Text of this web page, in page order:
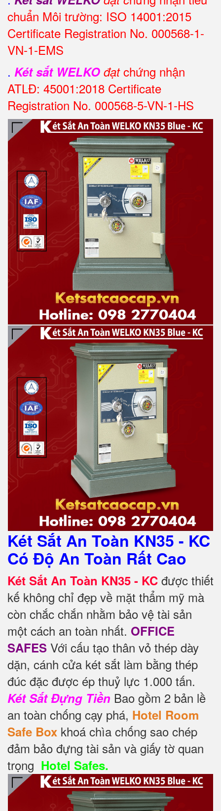
chuẩn Môi trường: ISO 14001:2015
Certificate Registration No. 000568-1-
VN-1-EMS
. Két sắt WELKO đạtchứng nhận
ATLĐ: 45001:2018 Certificate
Registration No. 000568-5-VN-1-HS
Két Sắt An Toàn KN35 - KC
Có Độ An Toàn Rất Cao
Két Sắt An Toàn KN35 - KC được thiết
kế không chỉ đẹp về mặt thẩm mỹ mà
còn chắc chắn nhằm bảo vệ tài sản
một cách an toàn nhất. OFFICE
SAFES Với cấu tạo thân vỏ thép dày
dặn, cánh cửa két sắt làm bằng thép
đúc đặc được ép thuỷ lực 1.000 tấn.
Két Sắt Đựng Tiền Bao gồm 2 bản lề
an toàn chống cạy phá, Hotel Room
Safe Box khoá chìa chống sao chép
đảm bảo đựng tài sản và giấy tờ quan
trọng Hotel Safes.